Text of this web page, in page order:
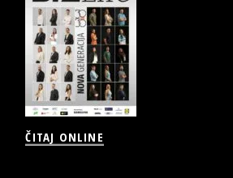
ČITAJ ONLINE